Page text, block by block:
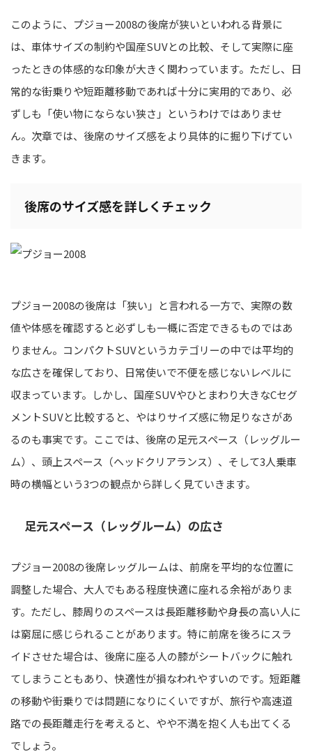
このように、プジョー2008の後席が狭いといわれる背景に
は、車体サイズの制約や国産SUVとの比較、そして実際に座
ったときの体感的な印象が大きく関わっています。ただし、日
常的な街乗りや短距離移動であれば十分に実用的であり、必
ずしも「使い物にならない狭さ」というわけではありませ
ん。次章では、後席のサイズ感をより具体的に掘り下げてい
きます。
後席のサイズ感を詳しくチェック
プジョー2008の後席は「狭い」と言われる一方で、実際の数
値や体感を確認すると必ずしも一概に否定できるものではあ
りません。コンパクトSUVというカテゴリーの中では平均的
な広さを確保しており、日常使いで不便を感じないレベルに
収まっています。しかし、国産SUVやひとまわり大きなCセグ
メントSUVと比較すると、やはりサイズ感に物足りなさがあ
るのも事実です。ここでは、後席の足元スペース（レッグルー
ム）、頭上スペース（ヘッドクリアランス）、そして3人乗車
時の横幅という3つの観点から詳しく見ていきます。
足元スペース（レッグルーム）の広さ
プジョー2008の後席レッグルームは、前席を平均的な位置に
調整した場合、大人でもある程度快適に座れる余裕がありま
す。ただし、膝周りのスペースは長距離移動や身長の高い人に
は窮屈に感じられることがあります。特に前席を後ろにスラ
イドさせた場合は、後席に座る人の膝がシートバックに触れ
てしまうこともあり、快適性が損なわれやすいのです。短距離
の移動や街乗りでは問題になりにくいですが、旅行や高速道
路での長距離走行を考えると、やや不満を抱く人も出てくる
でしょう。